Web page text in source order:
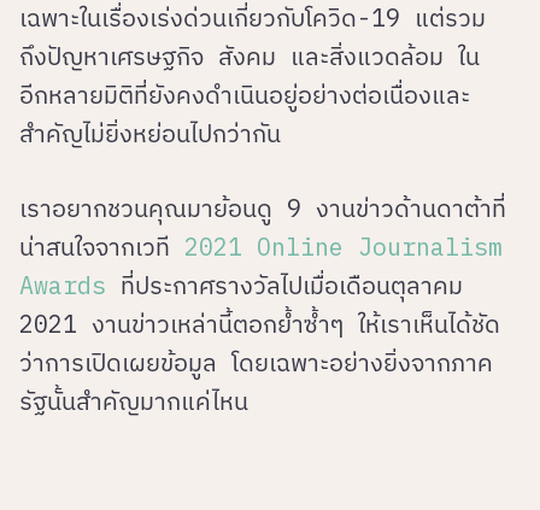
เฉพาะในเรื่องเร่งด่วนเกี่ยวกับโควิด-19 แต่รวม
ถึงปัญหาเศรษฐกิจ สังคม และสิ่งแวดล้อม ใน
อีกหลายมิติที่ยังคงดำเนินอยู่อย่างต่อเนื่องและ
สำคัญไม่ยิ่งหย่อนไปกว่ากัน
เราอยากชวนคุณมาย้อนดู 9 งานข่าวด้านดาต้าที่
น่าสนใจจากเวที 2021 Online Journalism
Awards ที่ประกาศรางวัลไปเมื่อเดือนตุลาคม
2021 งานข่าวเหล่านี้ตอกย้ำซ้ำๆ ให้เราเห็นได้ชัด
ว่าการเปิดเผยข้อมูล โดยเฉพาะอย่างยิ่งจากภาค
รัฐนั้นสำคัญมากแค่ไหน